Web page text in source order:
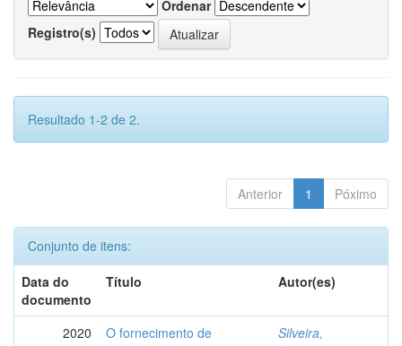
Ordenar
Registro(s)
Resultado 1-2 de 2.
Anterior 1 Póximo
Conjunto de itens:
Data do
documento
Título Autor(es)
2020
O fornecimento de
Silveira,